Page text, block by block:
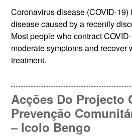
Coronavirus disease (COVID-19)
disease caused by a recently
Most people who contract
moderate symptoms and recover
treatment.
Acções Do Projecto
Prevenção
– Icolo Bengo